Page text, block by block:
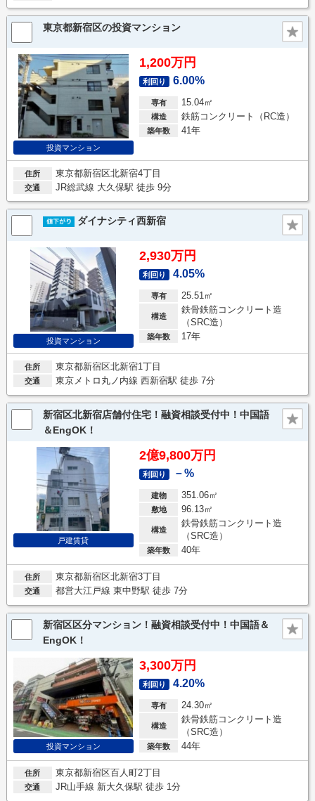
東京都新宿区の投資マンション
投資マンション
1,200万円
利回り 6.00%
専有 15.04㎡
構造 鉄筋コンクリート（RC造）
築年数 41年
住所 東京都新宿区北新宿4丁目
交通 JR総武線 大久保駅 徒歩 9分
ダイナシティ西新宿
投資マンション
2,930万円
利回り 4.05%
専有 25.51㎡
構造
鉄骨鉄筋コンクリート造
（SRC造）
築年数 17年
住所 東京都新宿区北新宿1丁目
交通 東京メトロ丸ノ内線 西新宿駅 徒歩 7分
新宿区北新宿店舗付住宅！融資相談受付中！中国語
＆EngOK！
戸建賃貸
2億9,800万円
利回り －%
建物 351.06㎡
敷地 96.13㎡
構造
鉄骨鉄筋コンクリート造
（SRC造）
築年数 40年
住所 東京都新宿区北新宿3丁目
交通 都営大江戸線 東中野駅 徒歩 7分
新宿区区分マンション！融資相談受付中！中国語＆
EngOK！
投資マンション
3,300万円
利回り 4.20%
専有 24.30㎡
構造
鉄骨鉄筋コンクリート造
（SRC造）
築年数 44年
住所 東京都新宿区百人町2丁目
交通 JR山手線 新大久保駅 徒歩 1分